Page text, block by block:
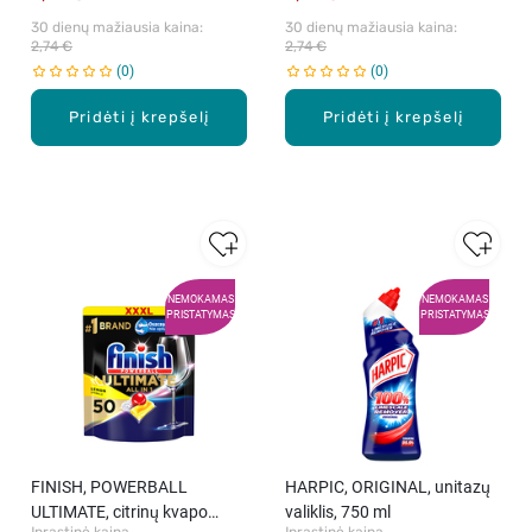
Pridėti į krepšelį
30 dienų mažiausia kaina:
2,74 €
0
Pridėti į krepšelį
30 dienų mažiausia kaina:
2,74 €
0
NEMOKAMAS
PRISTATYMAS
FINISH, POWERBALL
ULTIMATE, citrinų kvapo
NEMOKAMAS
PRISTATYMAS
HARPIC, ORIGINAL, unitazų
valiklis, 750 ml